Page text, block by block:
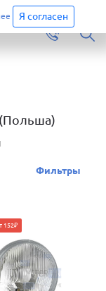
Перейти
Фильтры
152₽
Я согласен